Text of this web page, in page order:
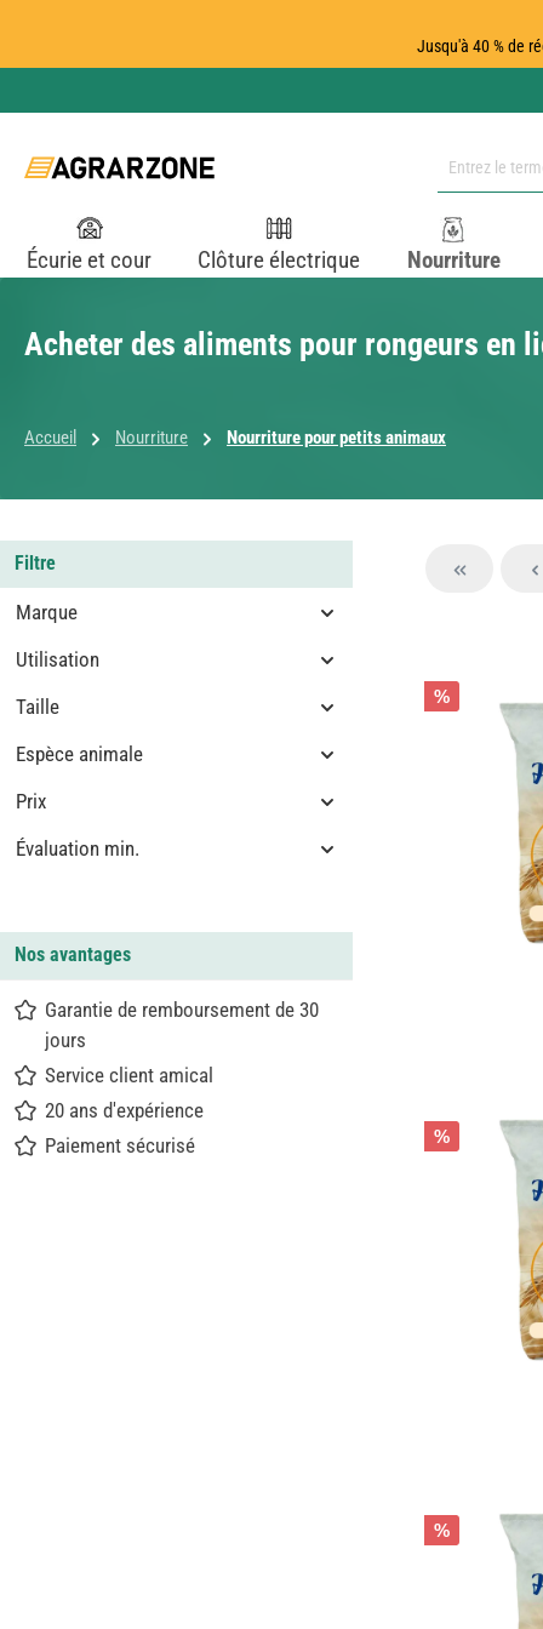
Jusqu'à 40 % de
Écurie et cour Clôture électrique Nourriture
Acheter des aliments pour rongeurs en
Accueil Nourriture Nourriture pour petits animaux
Filtre
Marque
Utilisation
Taille
Espèce animale
Prix
Évaluation min.
Nos avantages
Garantie de remboursement de 30
jours
Service client amical
20 ans d'expérience
Paiement sécurisé
%
%
%